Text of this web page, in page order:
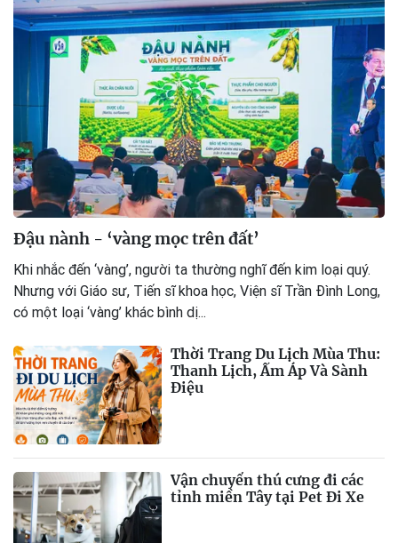
Đậu nành - ‘vàng mọc trên đất’
Khi nhắc đến ‘vàng’, người ta thường nghĩ đến kim loại quý.
Nhưng với Giáo sư, Tiến sĩ khoa học, Viện sĩ Trần Đình Long,
có một loại ‘vàng’ khác bình dị...
Thời Trang Du Lịch Mùa Thu:
Thanh Lịch, Ấm Áp Và Sành
Điệu
Vận chuyển thú cưng đi các
tỉnh miền Tây tại Pet Đi Xe